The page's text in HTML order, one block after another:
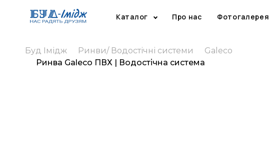
Каталог Про нас Фотогалерея
Буд Імідж Ринви/ Водостічні системи
Galeco
Ринва Galeco ПВХ | Водостічна система